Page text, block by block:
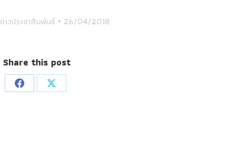
ข่าวประชาสัมพันธ์ 26/04/2018
Share this post
Share
Share